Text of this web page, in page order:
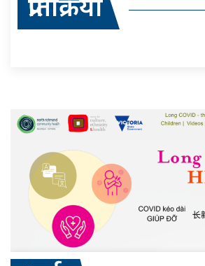
प्रतिक्रिया